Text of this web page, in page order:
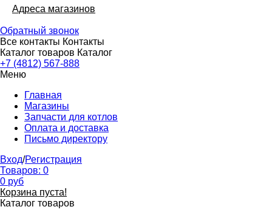
Адреса магазинов
Обратный звонок
Все контакты Контакты
Каталог товаров Каталог
+7 (4812) 567-888
Меню
Главная
Магазины
Запчасти для котлов
Оплата и доставка
Письмо директору
Вход/Регистрация
Товаров: 0
0 руб
Корзина пуста!
Каталог товаров